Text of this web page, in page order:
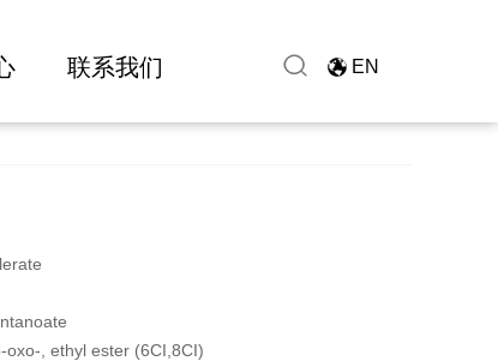
联系我们 EN
, ethyl ester (6CI,8CI)